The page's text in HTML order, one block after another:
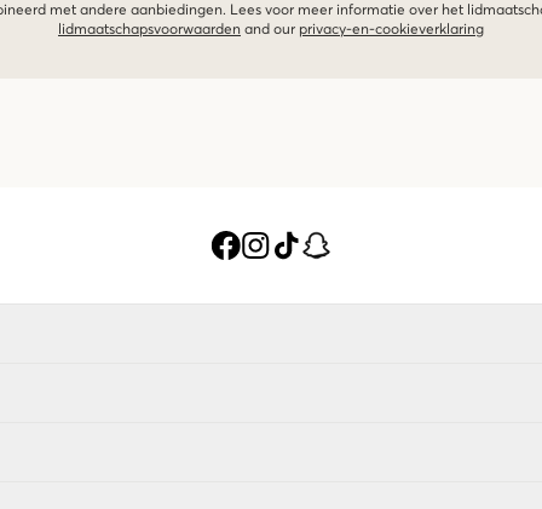
met andere aanbiedingen. Lees voor meer informatie over het
lidmaatschapsvoorwaarden and our privacy-en-cookieverklaring